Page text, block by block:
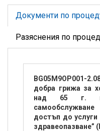
Документи по
Разяснения по
BG05M9OP001-
добра грижа за
над 65 г. в
достъп до
здравеопазване”